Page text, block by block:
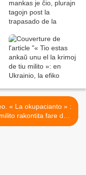
« La okupacianto » :
rakontita fare de
telefono de rusia soldato >